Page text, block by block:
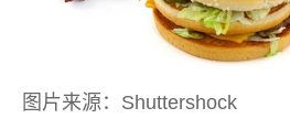
图片来源：Shuttershock